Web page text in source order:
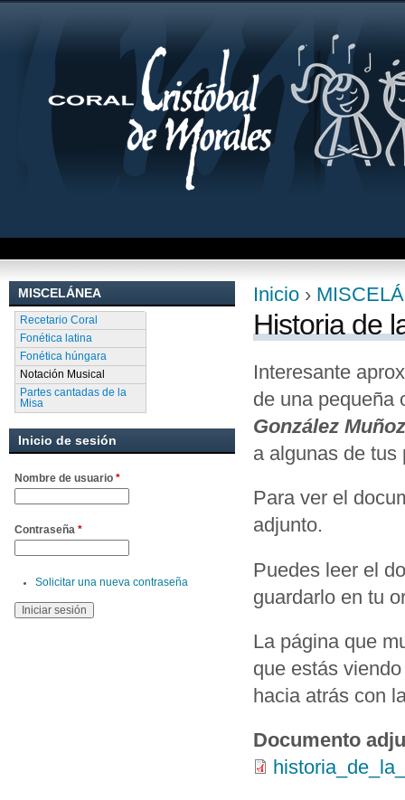
Se encuentra
Inicio ›
Historia de
Interesante
de una pequeña
González Muñoz
a algunas de tus
Para ver el
adjunto.
Puedes leer el
guardarlo en tu
La página que
que estás
hacia atrás con
Documento
MISCELÁNEA
Recetario Coral
Fonética latina
Fonética húngara
Notación Musical
Partes cantadas de la
Misa
Inicio de sesión
Nombre de usuario *
Contraseña *
Solicitar una nueva contraseña